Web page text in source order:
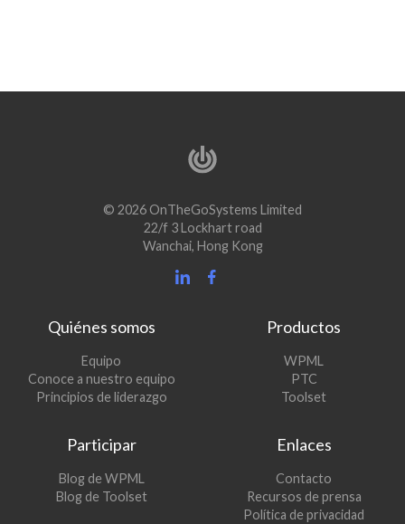
© 2026 OnTheGoSystems Limited
22/f 3 Lockhart road
Wanchai, Hong Kong
Quiénes somos
Equipo
Conoce a nuestro equipo
Principios de liderazgo
Productos
WPML
en
ventana)
PTC(se
abre
nueva
Toolset(se
una
ventana)
Participar
Blog de WPML
abre
Blog de Toolset(se
Enlaces
Contacto
Recursos de prensa
Política de privacidad